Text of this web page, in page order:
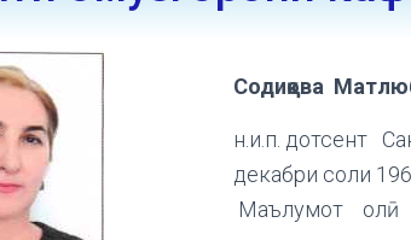
Содиқова
н.и.п. дотсент
декабри соли
Маълумот олӣ